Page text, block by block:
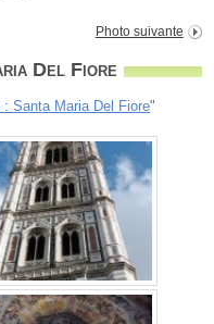
Photo suivante
Del Fiore
: Santa Maria Del Fiore"